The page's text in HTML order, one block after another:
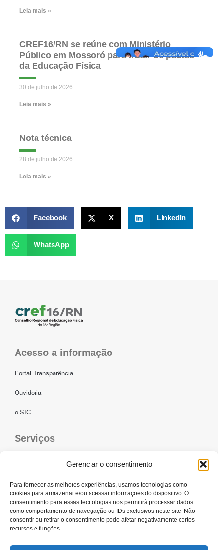
Gerenciar o consentimento
Para fornecer as melhores experiências, usamos tecnologias como
cookies para armazenar e/ou acessar informações do dispositivo. O
consentimento para essas tecnologias nos permitirá processar dados
como comportamento de navegação ou IDs exclusivos neste site. Não
consentir ou retirar o consentimento pode afetar negativamente certos
recursos e funções.
Leia mais »
CREF16/RN se reúne com Ministério
Público em Mossoró para tratar de pautas
da Educação Física
30 de julho de 2026
Leia mais »
Nota técnica
28 de julho de 2026
Leia mais »
Facebook X LinkedIn
WhatsApp
Acesso a informação
Portal Transparência
Ouvidoria
e-SIC
Serviços
Links úteis
Certidão de Quitação Eleitoral
Parceiros CREF16